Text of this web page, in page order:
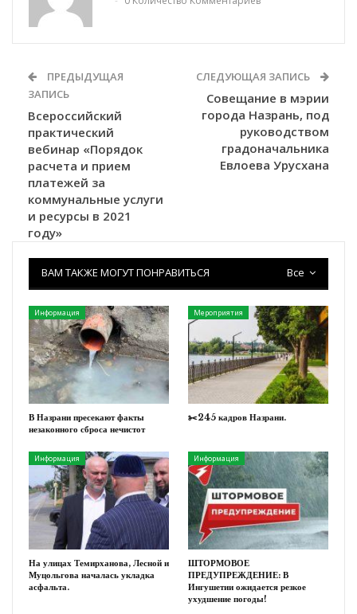
ПРЕДЫДУЩАЯ
ЗАПИСЬ
Всероссийский
практический
вебинар «Порядок
расчета и прием
платежей за
коммунальные услуги
и ресурсы в 2021
году»
СЛЕДУЮЩАЯ ЗАПИСЬ
Совещание в мэрии
города Назрань, под
руководством
градоначальника
Евлоева Урусхана
Все
ВАМ ТАКЖЕ МОГУТ ПОНРАВИТЬСЯ
Информация
В Назрани пресекают факты
незаконного сброса нечистот
Мероприятия
✂️245 кадров Назрани.
Информация
На улицах Темирханова, Лесной и
Муцольгова началась укладка
асфальта.
Информация
ШТОРМОВОЕ
ПРЕДУПРЕЖДЕНИЕ: В
Ингушетии ожидается резкое
ухудшение погоды!